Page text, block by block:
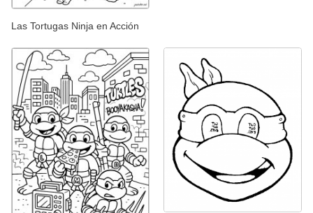
Las Tortugas Ninja en Acción